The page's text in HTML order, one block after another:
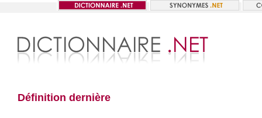
Définition dernière